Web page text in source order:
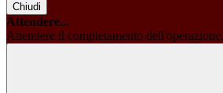
Chiudi
Attendere...
Attendere il completamento